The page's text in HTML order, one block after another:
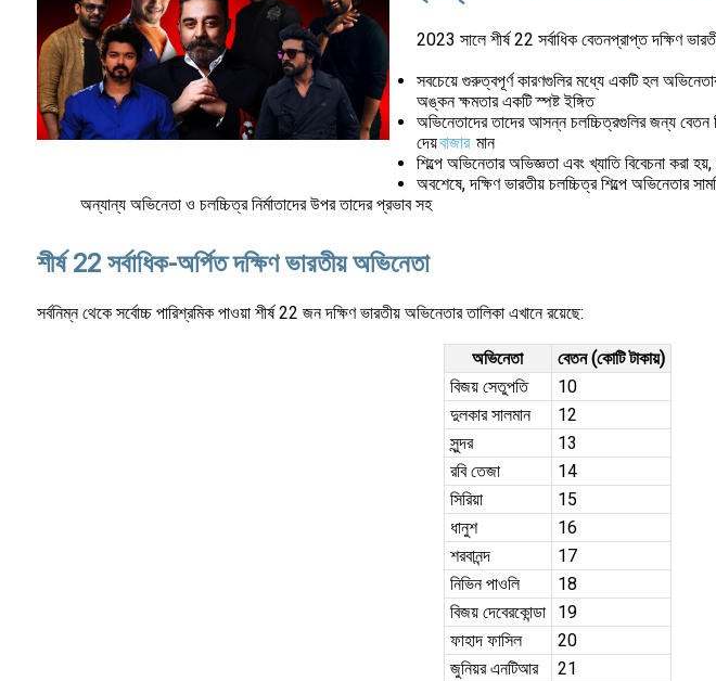
2023 সালে শীর্ষ 22 সর্বাধিক বেতনপ্রাপ্ত দক্ষিণ
সবচেয়ে গুরুত্বপূর্ণ কারণগুলির মধ্যে একটি হল
অঙ্কন ক্ষমতার একটি স্পষ্ট ইঙ্গিত
অভিনেতাদের তাদের আসন্ন চলচ্চিত্রগুলির জন্য বেতন
দেয়বাজার মান
শিল্পে অভিনেতার অভিজ্ঞতা এবং খ্যাতি বিবেচনা করা
অবশেষে, দক্ষিণ ভারতীয় চলচ্চিত্র শিল্পে অভিনেতার
অন্যান্য অভিনেতা ও চলচ্চিত্র নির্মাতাদের উপর তাদের প্রভাব সহ
শীর্ষ 22 সর্বাধিক-অর্পিত দক্ষিণ ভারতীয় অভিনেতা
সর্বনিম্ন থেকে সর্বোচ্চ পারিশ্রমিক পাওয়া শীর্ষ 22 জন দক্ষিণ ভারতীয় অভিনেতার তালিকা এখানে রয়েছে:
অভিনেতা
বেতন (কোটি টাকায়)
বিজয় সেতুপতি
10
দুলকার সালমান
12
সুন্দর
13
রবি তেজা
14
সিরিয়া
15
ধানুশ
16
শরবানন্দ
17
নিভিন পাওলি
18
বিজয় দেবেরকোন্ডা
19
ফাহাদ ফাসিল
20
জুনিয়র এনটিআর
21